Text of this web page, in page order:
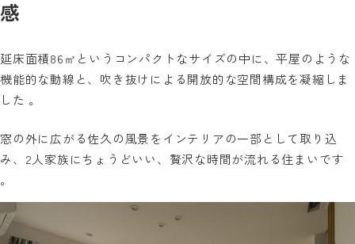
感
延床面積86㎡というコンパクトなサイズの中に、平屋のような
機能的な動線と、吹き抜けによる開放的な空間構成を凝縮しま
した 。
窓の外に広がる佐久の風景をインテリアの一部として取り込
み、2人家族にちょうどいい、贅沢な時間が流れる住まいです
。